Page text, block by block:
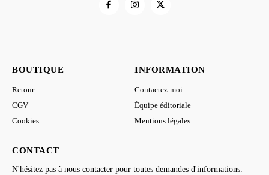
BOUTIQUE
Retour
CGV
Cookies
INFORMATION
Contactez-moi
Équipe éditoriale
Mentions légales
CONTACT
N'hésitez pas à nous contacter pour toutes demandes d'informations.